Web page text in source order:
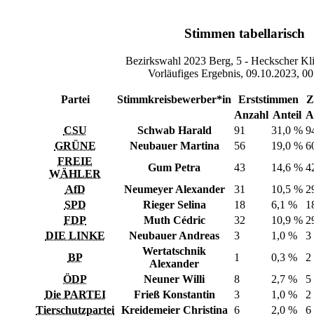
Stimmen tabellarisch
Bezirkswahl 2023 Berg, 5 - Heckscher
Vorläufiges Ergebnis, 09.10.2023,
Partei Stimmkreisbewerber*in Erststimmen
Anzahl Anteil
CSU
Schwab Harald 91 31,0 %
GRÜNE
Neubauer Martina 56 19,0 %
FREIE
WÄHLER
Gum Petra 43 14,6 %
AfD
Neumeyer Alexander 31 10,5 %
SPD
Rieger Selina 18 6,1 %
FDP
Muth Cédric 32 10,9 %
DIE LINKE
Neubauer Andreas 3 1,0 %
3
BP
Wertatschnik
Alexander
1 0,3 %
2
ÖDP
Neuner Willi 8 2,7 %
5
Die PARTEI
Frieß Konstantin 3 1,0 %
2
Tierschutzpartei Kreidemeier Christina 6 2,0 %
6